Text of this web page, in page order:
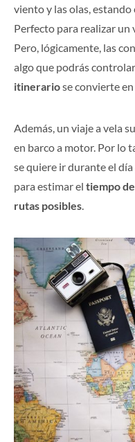
viento y las olas,
Perfecto para realizar un
Pero, lógicamente, las
algo que podrás
itinerariose convierte
Además, un viaje a vela
en barco a motor. Por lo
se quiere ir durante el
para estimar el tiempo
rutas posibles.